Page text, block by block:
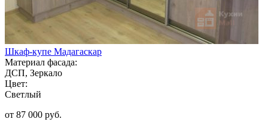
Шкаф-купе Мадагаскар
Материал фасада:
ДСП, Зеркало
Цвет:
Светлый
от 87 000 руб.